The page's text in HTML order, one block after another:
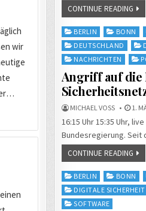
CONTINUE READING
Posted
in
BERLIN BONN
DEUTSCHLAND
NACHRICHTEN
Angriff auf die
MICHAEL VOSS 1.
16:15 Uhr 15:35 Uhr,
Bundesregierung.
CONTINUE READING
Posted
in
BERLIN BONN
DIGITALE SICHERHEIT
SOFTWARE